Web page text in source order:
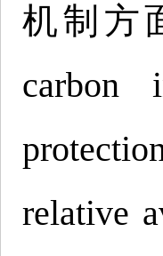
机制方
carbon
relative